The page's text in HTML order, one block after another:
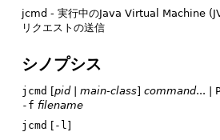
jcmd - 実行中のJava Virtual Machine
リクエストの送信
シノプシス
jcmd [pid| main-class] command... |
-f filename
jcmd [ -l ]